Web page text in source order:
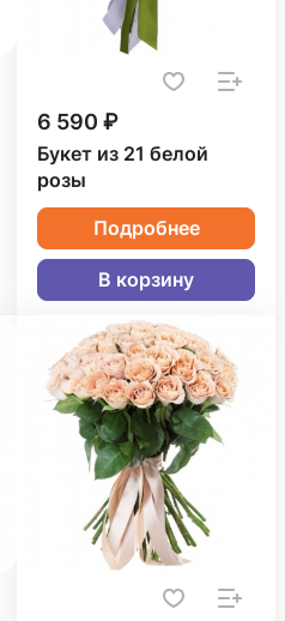
6 590 ₽
Букет из 21 белой
розы
Подробнее
В корзину